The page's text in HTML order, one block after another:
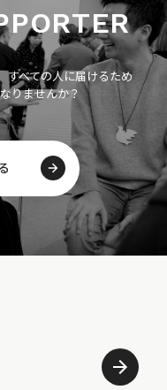
すべての人に届けるため
りませんか？